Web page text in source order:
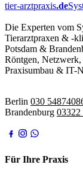
tier-arztpraxis.de
Die Experten vom
Tierarztpraxen & -
Potsdam &
Röntgen,
Praxisumbau & IT-
Berlin 030
Brandenburg 03322
Für Ihre Praxis